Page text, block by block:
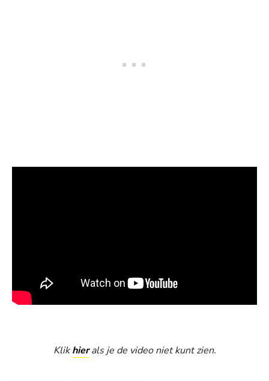
Klikhierals je de video niet kunt zien.